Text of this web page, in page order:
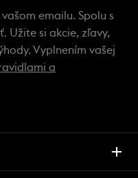
emailu. Spolu s
Užite si akcie, zľavy,
Vyplnením vašej
a